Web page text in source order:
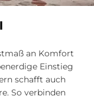
an Komfort
Einstieg
schafft auch
So verbinden